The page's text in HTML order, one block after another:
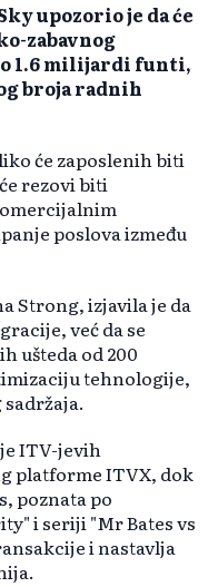
upozorio je da će
zabavnog
1.6 milijardi funti,
broja radnih
će zaposlenih biti
rezovi biti
poslova između
Strong, izjavila je da
već da se
ušteda od 200
tehnologije,
ITV-jevih
platforme ITVX, dok
poznata po
i seriji "Mr Bates vs
i nastavlja